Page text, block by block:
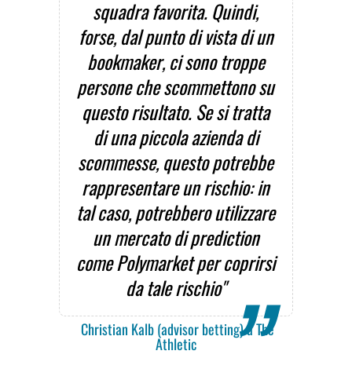
squadra favorita. Quindi,
forse, dal punto di vista di un
bookmaker, ci sono troppe
persone che scommettono su
questo risultato. Se si tratta
di una piccola azienda di
scommesse, questo potrebbe
rappresentare un rischio: in
tal caso, potrebbero utilizzare
un mercato di prediction
come Polymarket per coprirsi
da tale rischio"
Christian Kalb (advisor betting) a The
Athletic